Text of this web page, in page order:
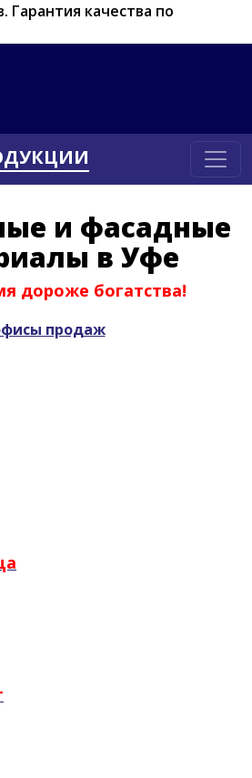
Гарантия качества по
и фасадные
в Уфе
дороже богатства!
продаж